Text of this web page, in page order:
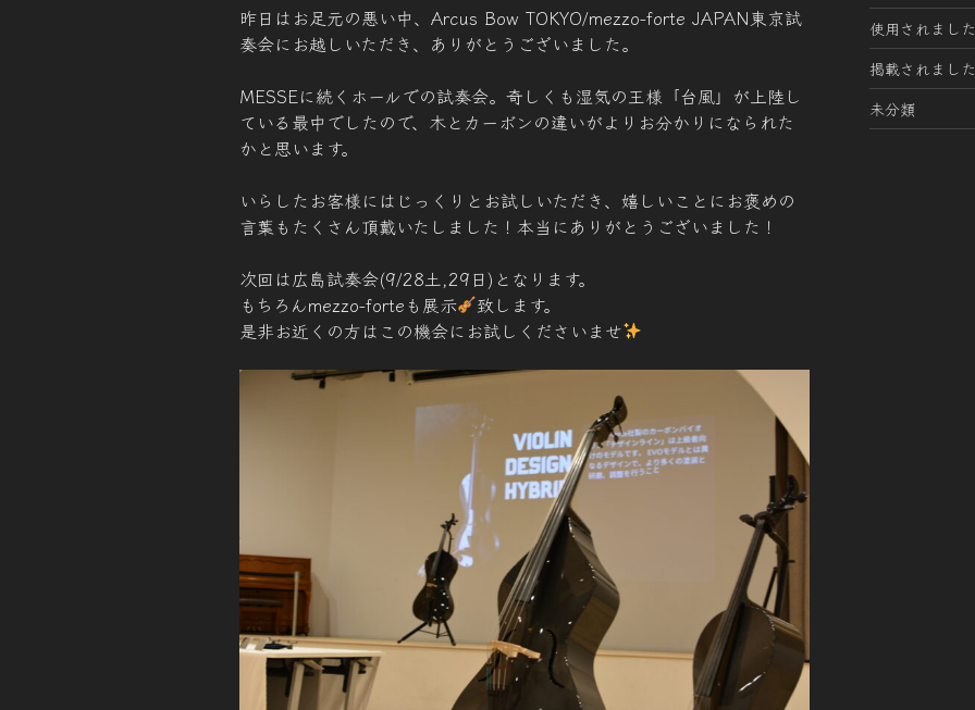
昨日はお足元の悪い中、Arcus Bow TOKYO/mezzo-forte JAPAN東京試
奏会にお越しいただき、ありがとうございました。
MESSEに続くホールでの試奏会。奇しくも湿気の王様「台風」が上陸し
ている最中でしたので、木とカーボンの違いがよりお分かりになられた
かと思います。
いらしたお客様にはじっくりとお試しいただき、嬉しいことにお褒めの
言葉もたくさん頂戴いたしました！本当にありがとうございました！
次回は広島試奏会(9/28土,29日)となります。
もちろんmezzo-forteも展示
致します。
是非お近くの方はこの機会にお試しくださいませ
使用されました
掲載されました
未分類